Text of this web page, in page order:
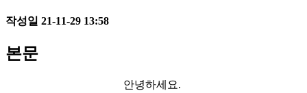
작성일 21-11-29 13:58
본문
안녕하세요.